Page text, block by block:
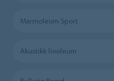
Marmoleum Sport
Akustikk linoleum